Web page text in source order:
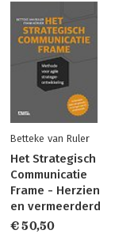
Betteke van Ruler
Het Strategisch
Communicatie
Frame - Herzien
en vermeerderd
€ 50,50